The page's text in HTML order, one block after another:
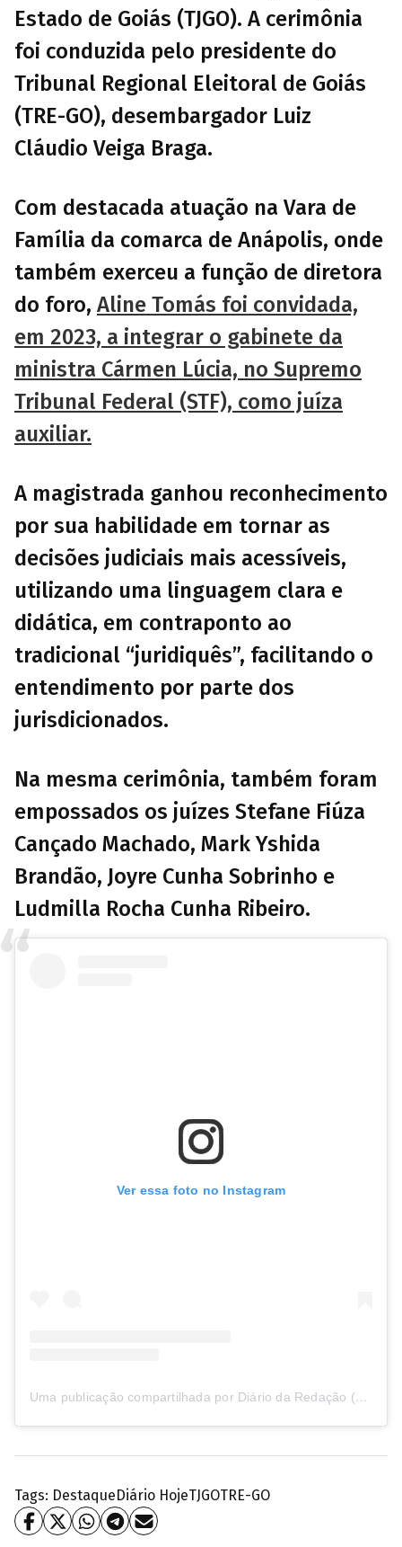
Estado de Goiás (TJGO). A cerimônia
foi conduzida pelo presidente do
Tribunal Regional Eleitoral de Goiás
(TRE-GO), desembargador Luiz
Cláudio Veiga Braga.
Com destacada atuação na Vara de
Família da comarca de Anápolis, onde
também exerceu a função de diretora
do foro, Aline Tomás foi convidada,
em 2023, a integrar o gabinete da
ministra Cármen Lúcia, no Supremo
Tribunal Federal (STF), como juíza
auxiliar.
A magistrada ganhou reconhecimento
por sua habilidade em tornar as
decisões judiciais mais acessíveis,
utilizando uma linguagem clara e
didática, em contraponto ao
tradicional “juridiquês”, facilitando o
entendimento por parte dos
jurisdicionados.
Na mesma cerimônia, também foram
empossados os juízes Stefane Fiúza
Cançado Machado, Mark Yshida
Brandão, Joyre Cunha Sobrinho e
Ludmilla Rocha Cunha Ribeiro.
Ver essa foto no Instagram
Uma publicação compartilhada por Diário da Redação (@diariodaredacao.com.br)
Tags: DestaqueDiário HojeTJGOTRE-GO